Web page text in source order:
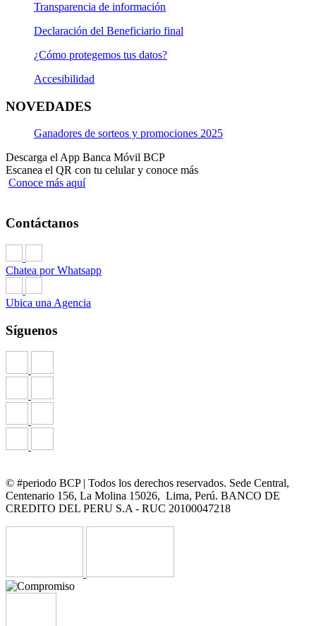
Transparencia de información
Declaración del Beneficiario final
¿Cómo protegemos tus datos?
Accesibilidad
NOVEDADES
Ganadores de sorteos y promociones 2025
Descarga el App Banca Móvil BCP
Escanea el QR con tu celular y conoce más
Conoce más aquí
Contáctanos
Chatea por Whatsapp
Ubica una Agencia
Síguenos
© #periodo BCP | Todos los derechos reservados. Sede Central,
Centenario 156, La Molina 15026, Lima, Perú. BANCO DE
CREDITO DEL PERU S.A - RUC 20100047218